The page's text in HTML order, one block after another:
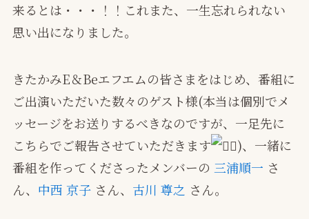
来るとは・・・！！これまた、一生忘れられない
思い出になりました。
きたかみE＆Beエフエムの皆さまをはじめ、番組に
ご出演いただいた数々のゲスト様(本当は個別でメ
ッセージをお送りするべきなのですが、一足先に
こちらでご報告させていただきます
)、一緒に
番組を作ってくださったメンバーの 三浦順一 さ
ん、 中西 京子さん、 古川 尊之 さん。